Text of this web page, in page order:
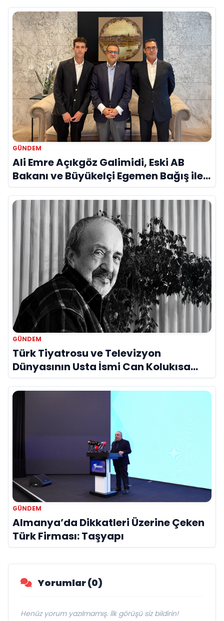
Vurgusu
GÜNDEM
Ali Emre Açıkgöz Galimidi, Eski AB
Bakanı ve Büyükelçi Egemen Bağış ile
Bir Araya Geldi
GÜNDEM
Türk Tiyatrosu ve Televizyon
Dünyasının Usta İsmi Can Kolukısa
Hayatını Kaybetti
GÜNDEM
Almanya’da Dikkatleri Üzerine Çeken
Türk Firması: Taşyapı
Yorumlar (0)
Henüz yorum yazılmamış. İlk görüşü siz bildirin!